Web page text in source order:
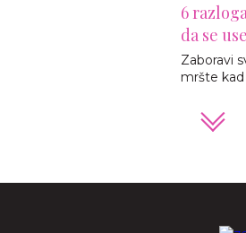
6
da se
Zaboravi
mršte